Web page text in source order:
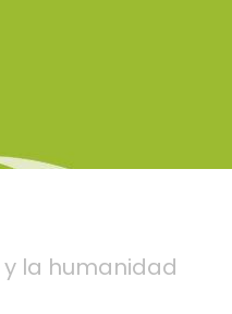
la humanidad